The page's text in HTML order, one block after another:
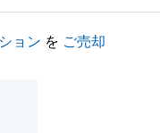
ョン を ご売却